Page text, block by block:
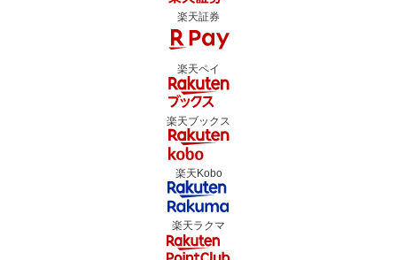
楽天証券
楽天ペイ
楽天ブックス
楽天Kobo
楽天ラクマ